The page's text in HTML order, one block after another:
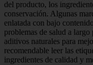
del producto, los
conservación. Algunas
enlatada con bajo
problemas de salud a
aditivos naturales para
recomendable leer las
ingredientes de calidad y